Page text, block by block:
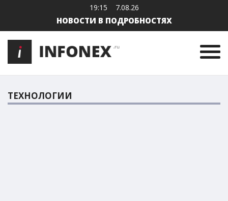
19:15 7.08.26
НОВОСТИ В ПОДРОБНОСТЯХ
ТЕХНОЛОГИИ